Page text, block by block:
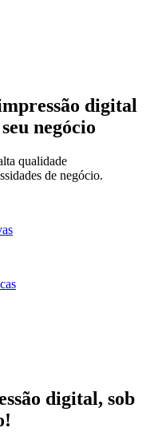
digital
negócio
qualidade
de negócio.
digital, sob